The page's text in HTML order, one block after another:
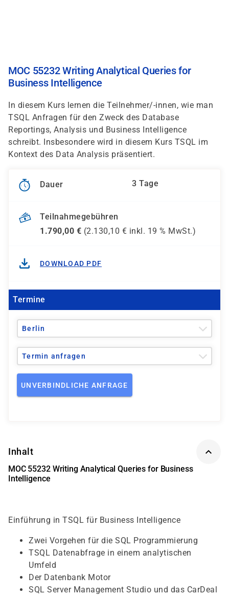
MOC 55232 Writing Analytical Queries for
Business Intelligence
In diesem Kurs lernen die Teilnehmer/-innen, wie man
TSQL Anfragen für den Zweck des Database
Reportings, Analysis und Business Intelligence
schreibt. Insbesondere wird in diesem Kurs TSQL im
Kontext des Data Analysis präsentiert.
Dauer 3 Tage
Teilnahmegebühren
1.790,00 € (2.130,10 € inkl. 19 % MwSt.)
DOWNLOAD PDF
Termine
Berlin
Termin anfragen
UNVERBINDLICHE ANFRAGE
Inhalt
MOC 55232 Writing Analytical Queries for Business
Intelligence
Einführung in TSQL für Business Intelligence
Zwei Vorgehen für die SQL Programmierung
TSQL Datenabfrage in einem analytischen
Umfeld
Der Datenbank Motor
SQL Server Management Studio und das CarDeal